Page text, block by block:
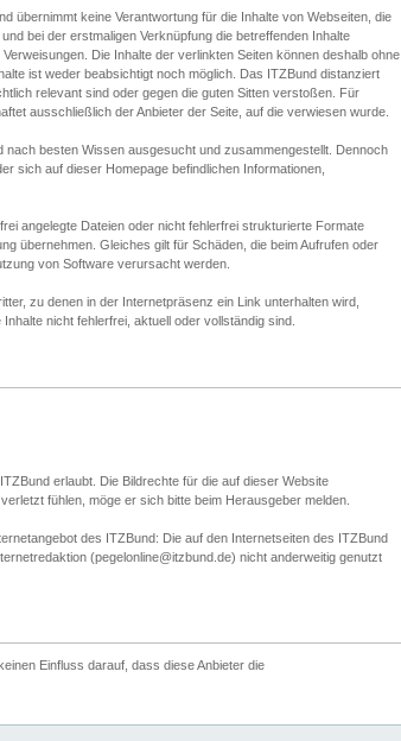
übernimmt keine Verantwortung für die Inhalte von Webseiten, die
bei der erstmaligen Verknüpfung die betreffenden Inhalte
Die Inhalte der verlinkten Seiten können deshalb ohne
ist weder beabsichtigt noch möglich. Das ITZBund distanziert
relevant sind oder gegen die guten Sitten verstoßen. Für
ausschließlich der Anbieter der Seite, auf die verwiesen wurde.
nach besten Wissen ausgesucht und zusammengestellt. Dennoch
sich auf dieser Homepage befindlichen Informationen,
angelegte Dateien oder nicht fehlerfrei strukturierte Formate
übernehmen. Gleiches gilt für Schäden, die beim Aufrufen oder
von Software verursacht werden.
zu denen in der Internetpräsenz ein Link unterhalten wird,
nicht fehlerfrei, aktuell oder vollständig sind.
erlaubt. Die Bildrechte für die auf dieser Website
fühlen, möge er sich bitte beim Herausgeber melden.
des ITZBund: Die auf den Internetseiten des ITZBund
(pegelonline@itzbund.de) nicht anderweitig genutzt
Einfluss darauf, dass diese Anbieter die